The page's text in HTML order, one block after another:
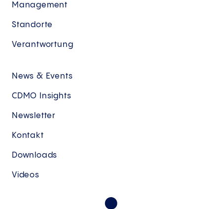
Management
Standorte
Verantwortung
News & Events
CDMO Insights
Newsletter
Kontakt
Downloads
Videos